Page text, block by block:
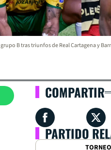
grupo B tras triunfos de Real Cartagena y
COMPARTIR
PARTIDO